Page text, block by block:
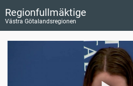
Regionfullmäktige
Västra Götalandsregionen